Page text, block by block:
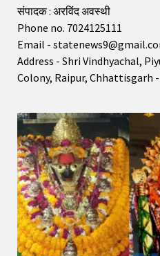
संपादक : अरविंद अवस्थी
Phone no. 7024125111
Email -
Address - Shri Vindhyachal,
Colony, Raipur, Chhattisgarh -